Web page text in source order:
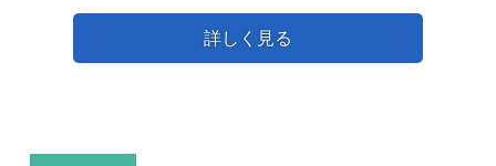
詳しく見る